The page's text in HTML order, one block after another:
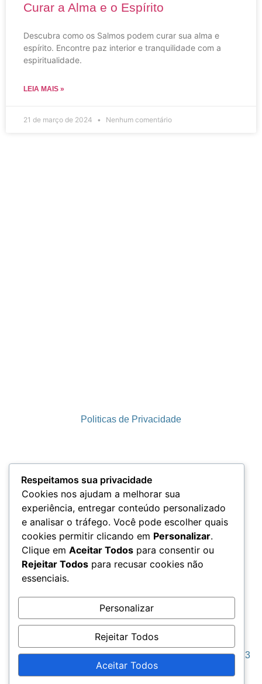
Curar a Alma e o Espírito
Descubra como os Salmos podem curar sua alma e
espírito. Encontre paz interior e tranquilidade com a
espiritualidade.
LEIA MAIS »
21 de março de 2024 Nenhum comentário
Politicas de Privacidade
Termos e Condições
LGPD
Seja Grato © 2023
Todos os direitos reservados. “Dicolah MKT”
Respeitamos sua privacidade
Cookies nos ajudam a melhorar sua
experiência, entregar conteúdo personalizado
e analisar o tráfego. Você pode escolher quais
cookies permitir clicando em Personalizar.
Clique em Aceitar Todos para consentir ou
Rejeitar Todos para recusar cookies não
essenciais.
Personalizar
Rejeitar Todos
Aceitar Todos